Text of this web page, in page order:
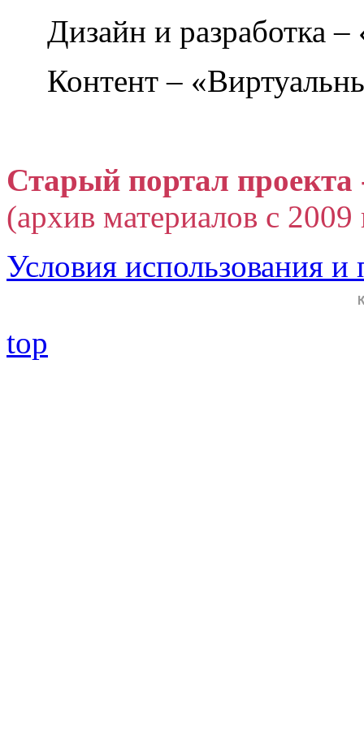
Дизайн и разработка
Контент –
Старый портал
(архив материалов с
Условия использования
top